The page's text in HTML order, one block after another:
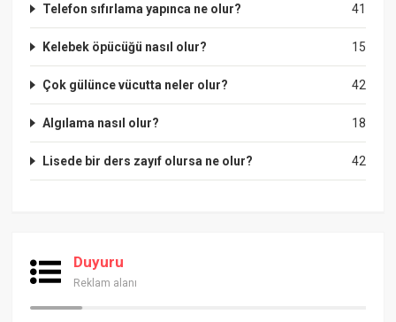
41
Telefon sıfırlama yapınca ne olur?
15
Kelebek öpücüğü nasıl olur?
42
Çok gülünce vücutta neler olur?
18
Algılama nasıl olur?
42
Lisede bir ders zayıf olursa ne olur?
Duyuru
Reklam alanı